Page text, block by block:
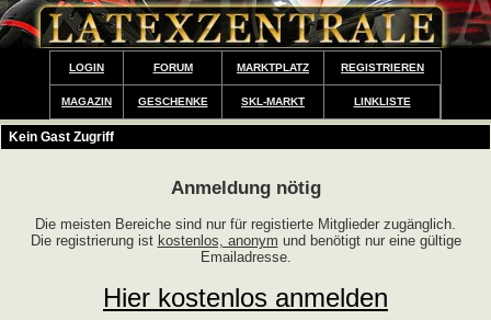
LOGIN FORUM MARKTPLATZ REGISTRIEREN
MAGAZIN GESCHENKE SKL-MARKT LINKLISTE
Kein Gast Zugriff
Anmeldung nötig
Die meisten Bereiche sind nur für registierte Mitglieder zugänglich.
Die registrierung ist kostenlos, anonym und benötigt nur eine gültige
Emailadresse.
Hier kostenlos anmelden